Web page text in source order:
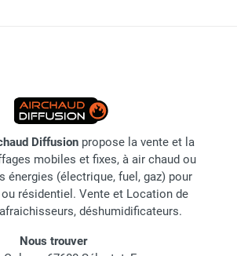
Diffusion propose la vente et la
mobiles et fixes, à air chaud ou
énergies (électrique, fuel, gaz) pour
résidentiel. Vente et Location de
déshumidificateurs.
Nous trouver